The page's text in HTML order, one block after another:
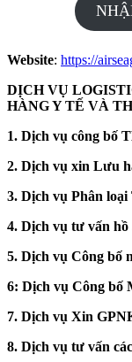
Website: https://
DỊCH VỤ
HÀNG Y TẾ VÀ
1. Dịch vụ công bố
2. Dịch vụ xin Lưu
3. Dịch vụ Phân
4. Dịch vụ tư vấn
5. Dịch vụ Công bố
6: Dịch vụ Công bố
7. Dịch vụ Xin
8. Dịch vụ tư vấn